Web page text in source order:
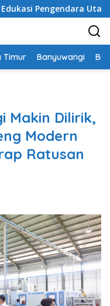
Utamakan
Timur Banyuwangi
Makin Dilirik,
Modern
Ratusan